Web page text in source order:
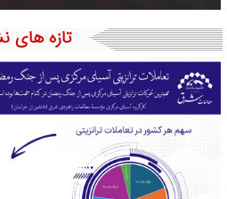
تازه های